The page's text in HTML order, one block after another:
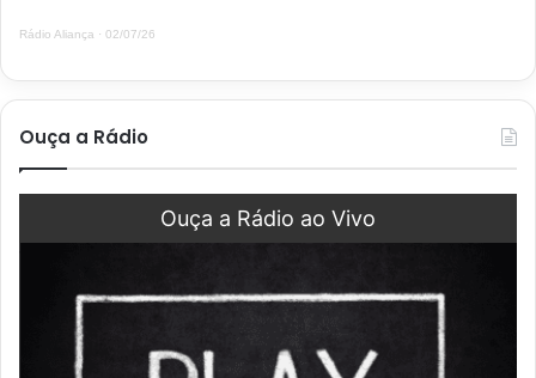
Rádio Aliança · 02/07/26
Ouça a Rádio
Ouça a Rádio ao Vivo